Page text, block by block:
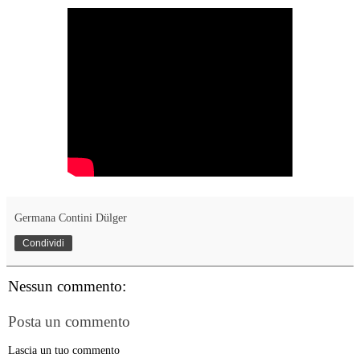
Germana Contini Dülger
Condividi
Nessun commento:
Posta un commento
Lascia un tuo commento